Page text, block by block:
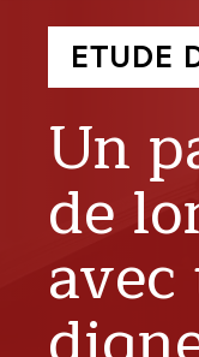
ETUDE
Un
de